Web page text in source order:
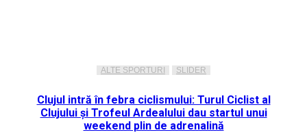
ALTE SPORTURI SLIDER
Clujul intră în febra ciclismului: Turul Ciclist al
Clujului și Trofeul Ardealului dau startul unui
weekend plin de adrenalină